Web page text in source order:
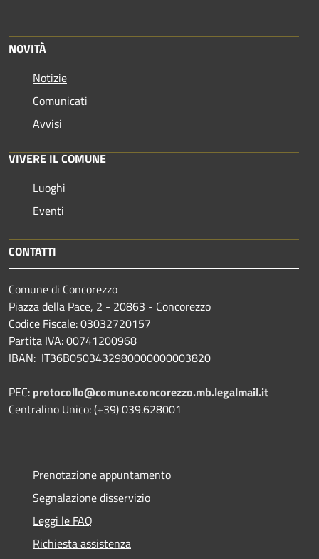
NOVITÀ
Notizie
Comunicati
Avvisi
VIVERE IL COMUNE
Luoghi
Eventi
CONTATTI
Comune di Concorezzo
Piazza della Pace, 2 - 20863 - Concorezzo
Codice Fiscale: 03032720157
Partita IVA: 00741200968
IBAN: IT36B0503432980000000003820
PEC: protocollo@comune.concorezzo.mb.legalmail.it
Centralino Unico: (+39) 039.628001
Prenotazione appuntamento
Segnalazione disservizio
Leggi le FAQ
Richiesta assistenza